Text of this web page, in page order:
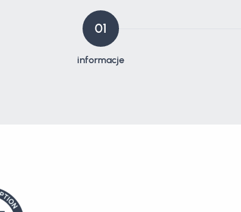
01
informacje